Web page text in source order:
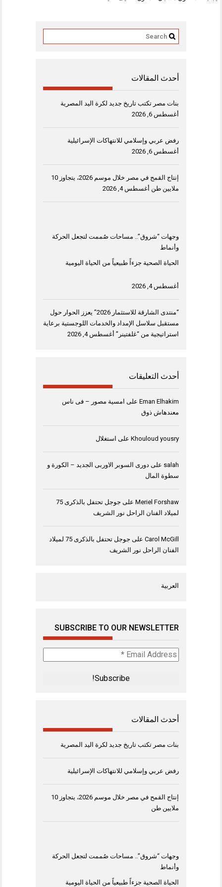
أحدث المقالات
بنات مصر تكتب تاريخ جديد لكرة اليد المصرية
أغسطس 6, 2026
رفض عربي وإسلامي للانتهاكات الإسرائيلية
أغسطس 6, 2026
إنتاج القمح في مصر خلال موسم 2026، يتجاوز 10
ملايين طن أغسطس 4, 2026
وجهات “شروق”.. مساحات صُممت لتجعل الحركة
وأنماط
الحياة الصحية جزءاً طبيعياً من الحياة اليومية
أغسطس 4, 2026
“منتدى الشارقة للاستثمار 2026” يعزز الحوار حول
مستقبل سلاسل الإمداد والخدمات اللوجستية برعاية
استراتيجية من “غلفتينر” أغسطس 4, 2026
أحدث التعليقات
Eman Elhakim على امسية مصور – فى ناس
معندهاش ذوق
Khouloud yousry على استغلال
salah على دورى السوبر الاوربى الجديد – الكورة و
سطوة المال
Meriel Forshaw على
جوجل تحتفل بالذكرى 75
لميلاد الفنان الراحل نور الشريف
Carol McGill على
جوجل تحتفل بالذكرى 75 لميلاد
الفنان الراحل نور الشريف
العربية
SUBSCRIBE TO OUR NEWSLETTER
Email
Address
أحدث المقالات
بنات مصر تكتب تاريخ جديد لكرة اليد المصرية
رفض عربي وإسلامي للانتهاكات الإسرائيلية
إنتاج القمح في مصر خلال موسم 2026، يتجاوز 10
ملايين طن
وجهات “شروق”.. مساحات صُممت لتجعل الحركة
وأنماط
الحياة الصحية جزءاً طبيعياً من الحياة اليومية